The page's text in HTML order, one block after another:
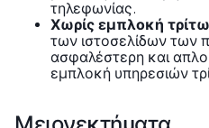
τηλεφωνίας.
Χωρίς εμπλοκή
των ιστοσελίδων των
ασφαλέστερη και
εμπλοκή υπηρεσιών